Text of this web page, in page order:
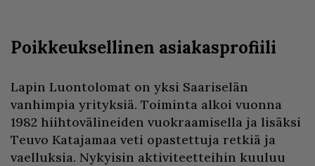
Poikkeuksellinen asiakasprofiili
Lapin Luontolomat on yksi Saariselän
vanhimpia yrityksiä. Toiminta alkoi vuonna
1982 hiihtovälineiden vuokraamisella ja lisäksi
Teuvo Katajamaa veti opastettuja retkiä ja
vaelluksia. Nykyisin aktiviteetteihin kuuluu